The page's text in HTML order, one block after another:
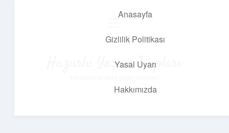
Anasayfa
Gizlilik Politikası
Yasal Uyarı
Hakkımızda
Huzurlu Yaşam Tüyoları